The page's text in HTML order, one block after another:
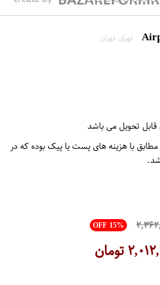
تهران تهران
قابل تحویل می باشد
مطابق با هزینه های پست یا پیک بوده که در
OFF 15%
تومان